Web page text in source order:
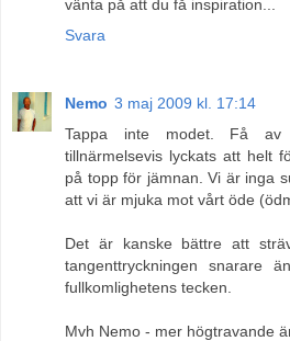
vänta på att du få inspiration...
Svara
Nemo 3 maj 2009 kl. 17:14
Tappa inte modet. Få
tillnärmelsevis lyckats att helt
på topp för jämnan. Vi är inga
att vi är mjuka mot vårt öde
Det är kanske bättre att
tangenttryckningen snarare
fullkomlighetens tecken.
Mvh Nemo - mer högtravande